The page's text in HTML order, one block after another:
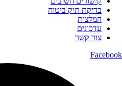
בדיקת תיק ביטוח
המלצות
עדכונים
צור קשר
Facebook